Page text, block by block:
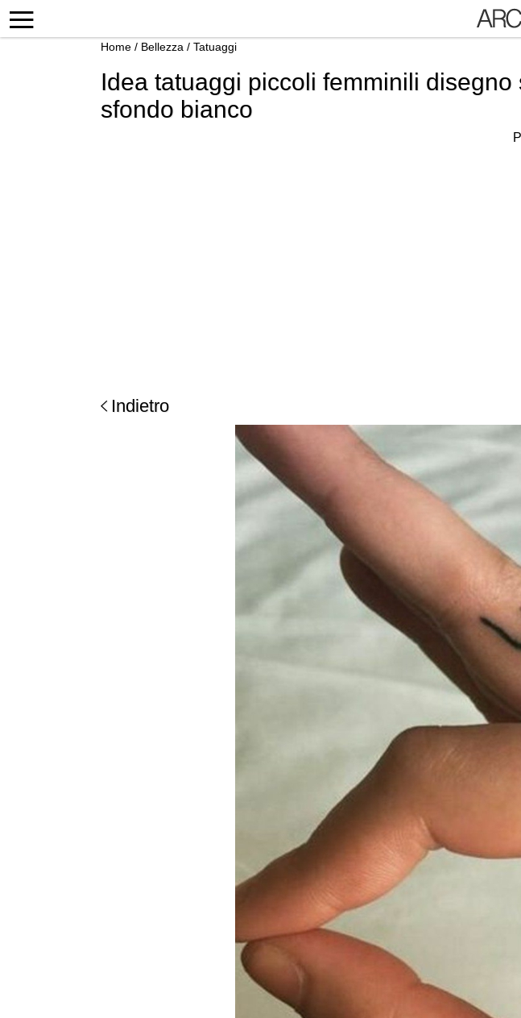
Home / Bellezza / Tatuaggi
Idea tatuaggi piccoli femminili
sfondo bianco
Indietro